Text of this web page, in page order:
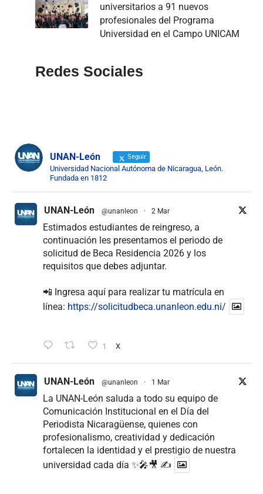
universitarios a 91 nuevos
profesionales del Programa
Universidad en el Campo UNICAM
Redes Sociales
UNAN-León Seguir
Universidad Nacional Autónoma de Nicaragua, León.
Fundada en 1812
UNAN-León @unanleon · 2 Mar
Estimados estudiantes de reingreso, a
continuación les presentamos el periodo de
solicitud de Beca Residencia 2026 y los
requisitos que debes adjuntar.
📲 Ingresa aquí para realizar tu matrícula en
línea: https://solicitudbeca.unanleon.edu.ni/
1 X
UNAN-León @unanleon · 1 Mar
La UNAN-León saluda a todo su equipo de
Comunicación Institucional en el Día del
Periodista Nicaragüense, quienes con
profesionalismo, creatividad y dedicación
fortalecen la identidad y el prestigio de nuestra
universidad cada día ✨🎤🎥 ✍